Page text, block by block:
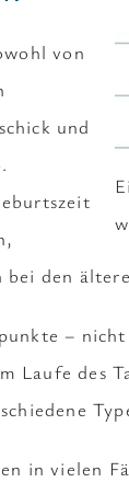
von
und
den
–
Laufe des
in vielen